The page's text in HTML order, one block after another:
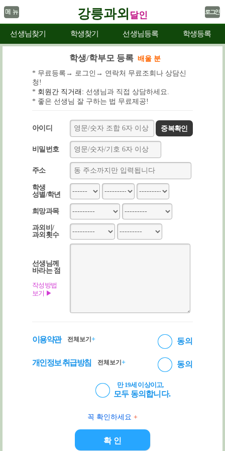
강릉과외 달인
선생님찾기 학생찾기 선생님등록 학생등록
학생/학부모 등록 배울 분
* 무료등록→ 로그인→ 연락처 무료조회나 상담신
청!
* 회원간 직거래: 선생님과 직접 상담하세요.
* 좋은 선생님 잘 구하는 법 무료제공!
아이디 중복확인
비밀번호
주소
학생
성별/학년
희망과목
과외비/
과외횟수
선생님께
바라는 점
작성방법
보기 ▶
이용약관 전체보기 + 동의
개인정보 취급방침 전체보기 + 동의
만 19세 이상이고,
모두 동의합니다.
꼭 확인하세요 +